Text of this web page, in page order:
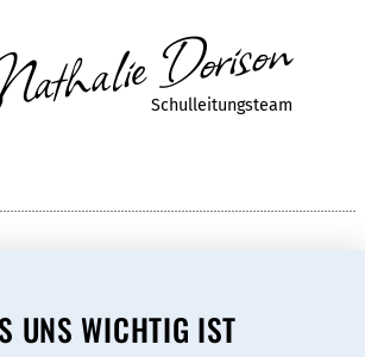
Dorison
Schulleitungsteam
UNS WICHTIG IST